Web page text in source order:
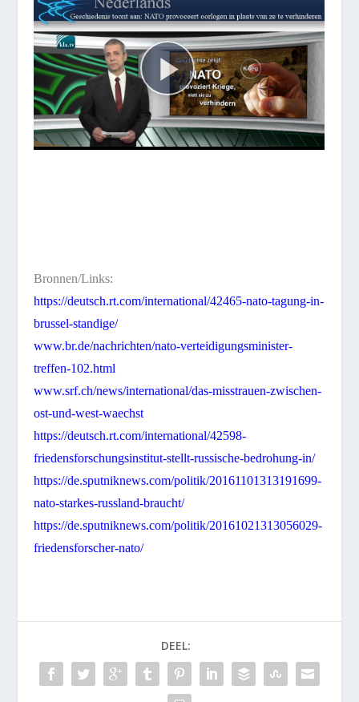
Bronnen/Links:
https://deutsch.rt.com/international/42465-nato-tagung-in-
brussel-standige/
www.br.de/nachrichten/nato-verteidigungsminister-
treffen-102.html
www.srf.ch/news/international/das-misstrauen-zwischen-
ost-und-west-waechst
https://deutsch.rt.com/international/42598-
friedensforschungsinstitut-stellt-russische-bedrohung-in/
https://de.sputniknews.com/politik/20161101313191699-
nato-starkes-russland-braucht/
https://de.sputniknews.com/politik/20161021313056029-
friedensforscher-nato/
DEEL: